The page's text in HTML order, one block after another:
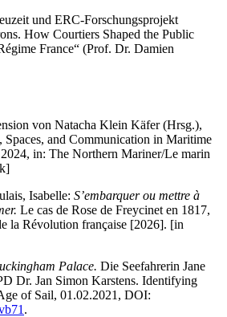
und ERC-Forschungsprojekt
How Courtiers Shaped the Public
France“ (Prof. Dr. Damien
von Natacha Klein Käfer (Hrsg.),
Spaces, and Communication in Maritime
in: The Northern Mariner/Le marin
Isabelle: S’embarquer ou mettre à
Le cas de Rose de Freycinet en 1817,
la Révolution française [2026]. [in
Palace. Die Seefahrerin Jane
Dr. Jan Simon Karstens. Identifying
of Sail, 01.02.2021, DOI:
.